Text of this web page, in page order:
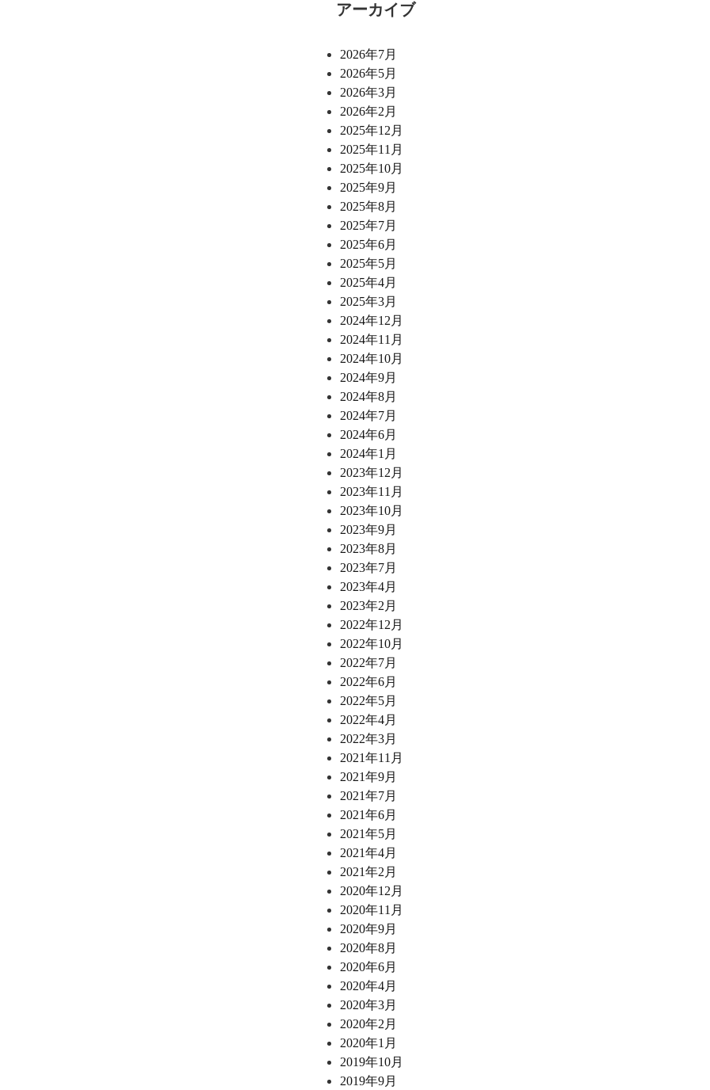
アーカイブ
2026年7月
2026年5月
2026年3月
2026年2月
2025年12月
2025年11月
2025年10月
2025年9月
2025年8月
2025年7月
2025年6月
2025年5月
2025年4月
2025年3月
2024年12月
2024年11月
2024年10月
2024年9月
2024年8月
2024年7月
2024年6月
2024年1月
2023年12月
2023年11月
2023年10月
2023年9月
2023年8月
2023年7月
2023年4月
2023年2月
2022年12月
2022年10月
2022年7月
2022年6月
2022年5月
2022年4月
2022年3月
2021年11月
2021年9月
2021年7月
2021年6月
2021年5月
2021年4月
2021年2月
2020年12月
2020年11月
2020年9月
2020年8月
2020年6月
2020年4月
2020年3月
2020年2月
2020年1月
2019年10月
2019年9月